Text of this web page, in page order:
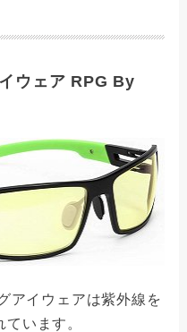
ウェア RPG By
アイウェアは紫外線を
います。